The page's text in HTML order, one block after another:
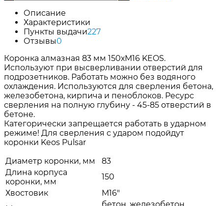
Описание
Характеристики
Пункты выдачи227
Отзывы0
Коронка алмазная 83 мм 150хМ16 KEOS.
Используют при высверливании отверстий для
подрозетников. Работать можно без водяного
охлаждения. Используются для сверления бетона,
железобетона, кирпича и пеноблоков. Ресурс
сверления на полную глубину - 45-85 отверстий в
бетоне.
Категорически запрещается работать в ударном
режиме! Для сверления с ударом подойдут
коронки Keos Pulsar
Диаметр коронки, мм
83
Длина корпуса
коронки, мм
150
Хвостовик
М16"